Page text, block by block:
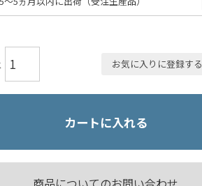
お気に入りに登録する
カートに入れる